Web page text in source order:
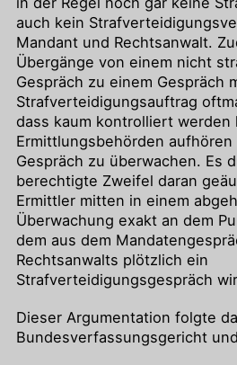
auch kein
Mandant und Rechtsanwalt.
Übergänge von einem nicht
Gespräch zu einem Gespräch
Strafverteidigungsauftrag
dass kaum kontrolliert werden
Ermittlungsbehörden
Gespräch zu überwachen. Es
berechtigte Zweifel daran
Ermittler mitten in einem
Überwachung exakt an dem
dem aus dem
Rechtsanwalts plötzlich ein
Strafverteidigungsgespräch
Dieser Argumentation folgte
Bundesverfassungsgericht und